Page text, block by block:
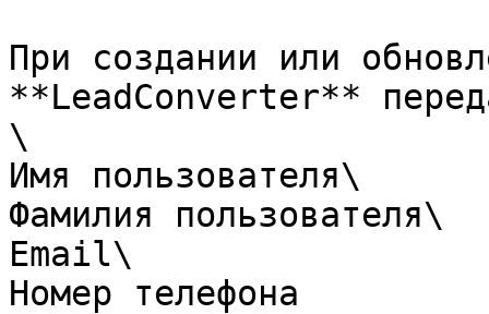
При создании или
**LeadConverter**
\
Имя пользователя\
Фамилия пользователя\
Email\
Номер телефона